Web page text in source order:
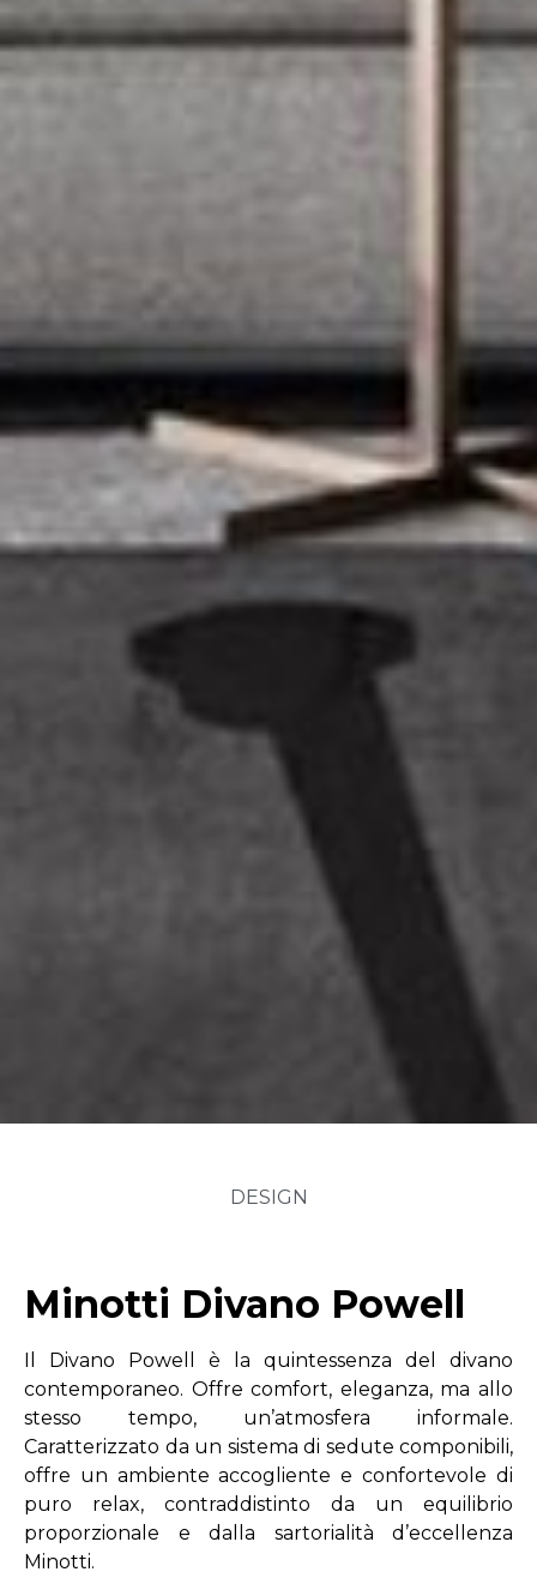
DESIGN
Minotti Divano Powell
Il Divano Powell è la quintessenza del divano
contemporaneo. Offre comfort, eleganza, ma allo
stesso tempo, un’atmosfera informale.
Caratterizzato da un sistema di sedute componibili,
offre un ambiente accogliente e confortevole di
puro relax, contraddistinto da un equilibrio
proporzionale e dalla sartorialità d’eccellenza
Minotti.